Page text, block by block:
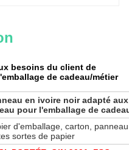
besoins du client de
de cadeau/métier
en ivoire noir adapté
pour l'emballage de
d'emballage, carton,
sortes de papier